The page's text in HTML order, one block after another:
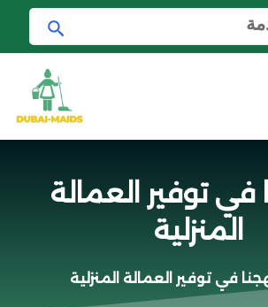
ب
ح
ث
في توفير العمالة
المنزلية
في توفير العمالة المنزلية